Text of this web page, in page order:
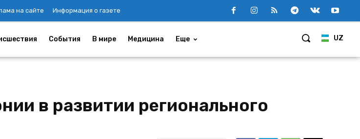
на сайте Информация о газете
UZ
События В мире Медицина Еще
в развитии регионального